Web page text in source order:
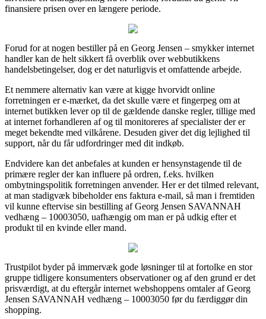
finansiere prisen over en længere periode.
Forud for at nogen bestiller på en Georg Jensen – smykker internet
handler kan de helt sikkert få overblik over webbutikkens
handelsbetingelser, dog er det naturligvis et omfattende arbejde.
Et nemmere alternativ kan være at kigge hvorvidt online
forretningen er e-mærket, da det skulle være et fingerpeg om at
internet butikken lever op til de gældende danske regler, tillige med
at internet forhandleren af og til monitoreres af specialister der er
meget bekendte med vilkårene. Desuden giver det dig lejlighed til
support, når du får udfordringer med dit indkøb.
Endvidere kan det anbefales at kunden er hensynstagende til de
primære regler der kan influere på ordren, f.eks. hvilken
ombytningspolitik forretningen anvender. Her er det tilmed relevant,
at man stadigvæk bibeholder ens faktura e-mail, så man i fremtiden
vil kunne eftervise sin bestilling af Georg Jensen SAVANNAH
vedhæng – 10003050, uafhængig om man er på udkig efter et
produkt til en kvinde eller mand.
Trustpilot byder på immervæk gode løsninger til at fortolke en stor
gruppe tidligere konsumenters observationer og af den grund er det
prisværdigt, at du eftergår internet webshoppens omtaler af Georg
Jensen SAVANNAH vedhæng – 10003050 før du færdiggør din
shopping.